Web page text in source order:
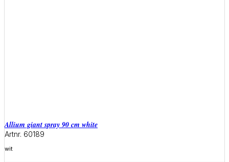
allium giant spray 90 cm white
Artnr. 60189
wit